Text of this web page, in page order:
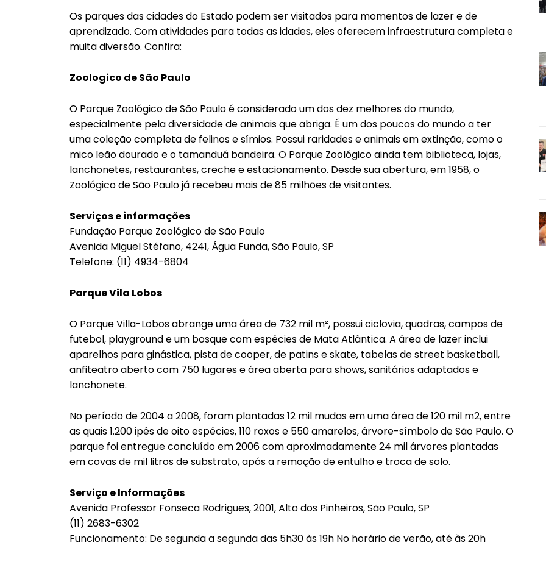
Os parques das cidades do Estado podem ser visitados para momentos de lazer e de
aprendizado. Com atividades para todas as idades, eles oferecem infraestrutura completa e
muita diversão. Confira:
Zoologico de São Paulo
O Parque Zoológico de São Paulo é considerado um dos dez melhores do mundo,
especialmente pela diversidade de animais que abriga. É um dos poucos do mundo a ter
uma coleção completa de felinos e símios. Possui raridades e animais em extinção, como o
mico leão dourado e o tamanduá bandeira. O Parque Zoológico ainda tem biblioteca, lojas,
lanchonetes, restaurantes, creche e estacionamento. Desde sua abertura, em 1958, o
Zoológico de São Paulo já recebeu mais de 85 milhões de visitantes.
Serviços e informações
Fundação Parque Zoológico de São Paulo
Avenida Miguel Stéfano, 4241, Água Funda, São Paulo, SP
Telefone: (11) 4934-6804
Parque Vila Lobos
O Parque Villa-Lobos abrange uma área de 732 mil m², possui ciclovia, quadras, campos de
futebol, playground e um bosque com espécies de Mata Atlântica. A área de lazer inclui
aparelhos para ginástica, pista de cooper, de patins e skate, tabelas de street basketball,
anfiteatro aberto com 750 lugares e área aberta para shows, sanitários adaptados e
lanchonete.
No período de 2004 a 2008, foram plantadas 12 mil mudas em uma área de 120 mil m2, entre
as quais 1.200 ipês de oito espécies, 110 roxos e 550 amarelos, árvore-símbolo de São Paulo. O
parque foi entregue concluído em 2006 com aproximadamente 24 mil árvores plantadas
em covas de mil litros de substrato, após a remoção de entulho e troca de solo.
Serviço e Informações
Avenida Professor Fonseca Rodrigues, 2001, Alto dos Pinheiros, São Paulo, SP
(11) 2683-6302
Funcionamento: De segunda a segunda das 5h30 às 19h No horário de verão, até às 20h